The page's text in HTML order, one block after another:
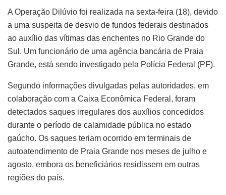
A Operação Dilúvio foi realizada na sexta-feira (18), devido
a uma suspeita de desvio de fundos federais destinados
ao auxílio das vítimas das enchentes no Rio Grande do
Sul. Um funcionário de uma agência bancária de Praia
Grande, está sendo investigado pela Polícia Federal (PF).
Segundo informações divulgadas pelas autoridades, em
colaboração com a Caixa Econômica Federal, foram
detectados saques irregulares dos auxílios concedidos
durante o período de calamidade pública no estado
gaúcho. Os saques teriam ocorrido em terminais de
autoatendimento de Praia Grande nos meses de julho e
agosto, embora os beneficiários residissem em outras
regiões do país.